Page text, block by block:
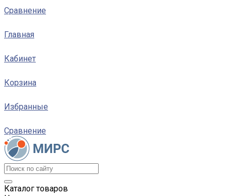
Сравнение
Главная
Кабинет
Корзина
Избранные
Сравнение
Каталог товаров